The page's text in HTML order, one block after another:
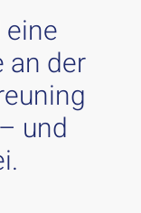
an der
und